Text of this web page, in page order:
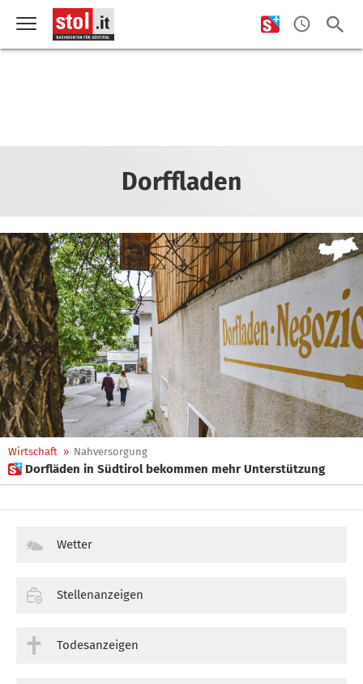
Dorffladen
Wirtschaft » Nahversorgung
 Dorfläden in Südtirol bekommen mehr Unterstützung
Wetter
Stellenanzeigen
Todesanzeigen